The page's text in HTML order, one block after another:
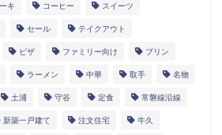
キ コーヒー スイーツ
セール テイクアウト
ピザ ファミリー向け プリン
ラーメン 中華 取手 名物
土浦 守谷 定食 常磐線沿線
新築一戸建て 注文住宅 牛久